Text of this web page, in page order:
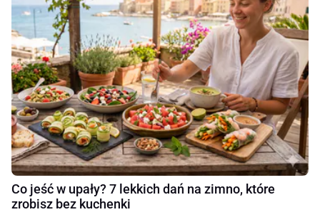
Co jeść w upały? 7 lekkich dań na zimno, które
zrobisz bez kuchenki